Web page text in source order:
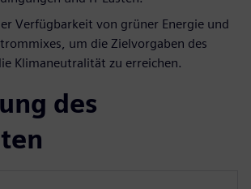
Verfügbarkeit von grüner Energie und
um die Zielvorgaben des
Klimaneutralität zu erreichen.
des